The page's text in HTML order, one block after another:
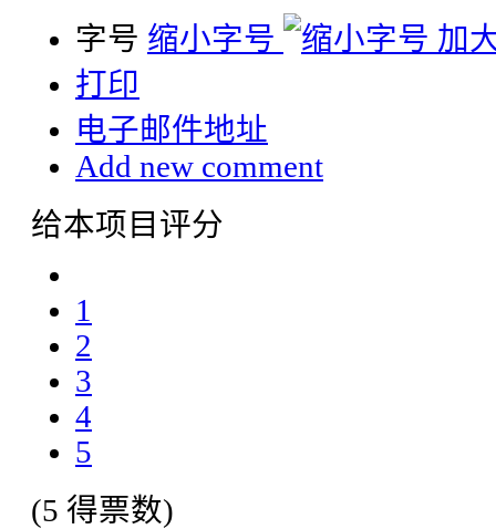
字号 缩小字号
加
打印
电子邮件地址
Add new comment
给本项目评分
1
2
3
4
5
(5 得票数)